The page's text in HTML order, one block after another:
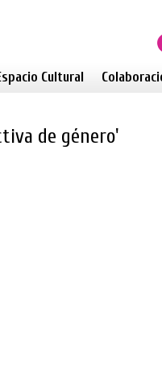
Cultural
de género'